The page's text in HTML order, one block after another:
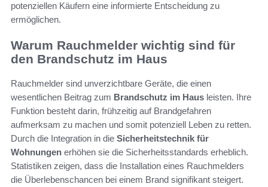
potenziellen Käufern eine informierte Entscheidung zu
ermöglichen.
Warum Rauchmelder wichtig sind für
den Brandschutz im Haus
Rauchmelder sind unverzichtbare Geräte, die einen
wesentlichen Beitrag zum Brandschutz im Haus leisten. Ihre
Funktion besteht darin, frühzeitig auf Brandgefahren
aufmerksam zu machen und somit potenziell Leben zu retten.
Durch die Integration in die Sicherheitstechnik für
Wohnungen erhöhen sie die Sicherheitsstandards erheblich.
Statistiken zeigen, dass die Installation eines Rauchmelders
die Überlebenschancen bei einem Brand signifikant steigert.